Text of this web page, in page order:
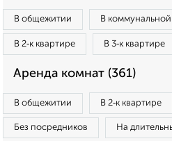
В общежитии В
В 2‑к квартире В 3‑к квартире
Аренда комнат (361)
В общежитии В 2‑к квартире
Без посредников На